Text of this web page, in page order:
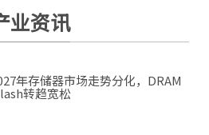
业资讯
年存储器市场走势分化，DRAM
转趋宽松